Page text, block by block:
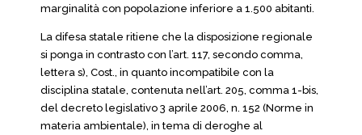
marginalità con popolazione inferiore a 1.500 abitanti.
La difesa statale ritiene che la disposizione regionale
si ponga in contrasto con l’art. 117, secondo comma,
lettera s), Cost., in quanto incompatibile con la
disciplina statale, contenuta nell’art. 205, comma 1-bis,
del decreto legislativo 3 aprile 2006, n. 152 (Norme in
materia ambientale), in tema di deroghe al